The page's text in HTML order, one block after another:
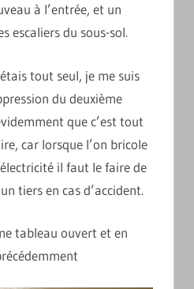
à l’entrée, et un
escaliers du sous-sol.
tout seul, je me suis
du deuxième
que c’est tout
car lorsque l’on bricole
il faut le faire de
tiers en cas d’accident.
tableau ouvert et en